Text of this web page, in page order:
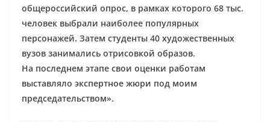
общероссийский опрос, в рамках которого 68 тыс.
человек выбрали наиболее популярных
персонажей. Затем студенты 40 художественных
вузов занимались отрисовкой образов.
На последнем этапе свои оценки работам
выставляло экспертное жюри под моим
председательством».